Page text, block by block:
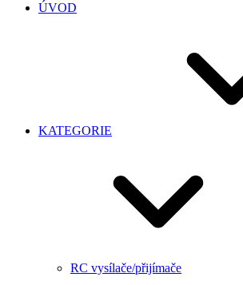
ÚVOD
KATEGORIE
RC vysílače/přijímače